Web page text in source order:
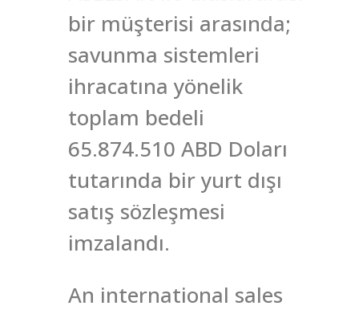
bir müşterisi arasında;
savunma sistemleri
ihracatına yönelik
toplam bedeli
65.874.510 ABD Doları
tutarında bir yurt dışı
satış sözleşmesi
imzalandı.
An international sales